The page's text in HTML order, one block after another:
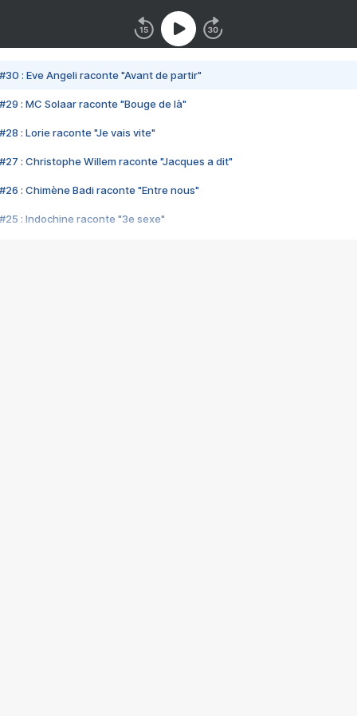
#30 : Eve Angeli raconte "Avant de partir"
#29 : MC Solaar raconte "Bouge de là"
#28 : Lorie raconte "Je vais vite"
#27 : Christophe Willem raconte "Jacques a dit"
#26 : Chimène Badi raconte "Entre nous"
#25 : Indochine raconte "3e sexe"